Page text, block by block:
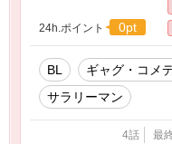
24h.ポイント 0pt
BL ギャグ・コメ
サラリーマン
4話 最